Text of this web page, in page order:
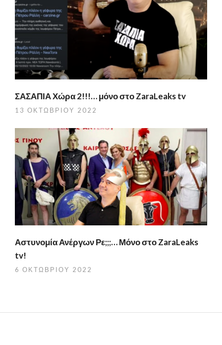
ΣΑΣΑΠΙΑ Χώρα 2!!!… μόνο στο ZaraLeaks tv
13 ΟΚΤΩΒΡΊΟΥ 2022
Αστυνομία Ανέργων Ρε;;;… Μόνο στο ZaraLeaks
tv!
6 ΟΚΤΩΒΡΊΟΥ 2022